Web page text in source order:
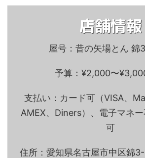
店舗情報
屋号：昔の矢場とん 錦
予算：¥2,000〜
支払い：カード可（VISA、
AMEX、Diners）、電子マネ
可
住所：愛知県名古屋市中区錦